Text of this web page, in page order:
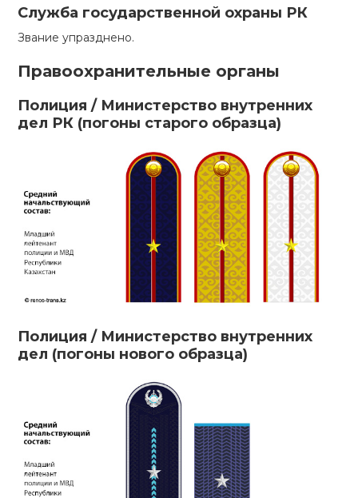
Служба государственной охраны РК
Звание упразднено.
Правоохранительные органы
Полиция / Министерство внутренних
дел РК (погоны старого образца)
Полиция / Министерство внутренних
дел (погоны нового образца)